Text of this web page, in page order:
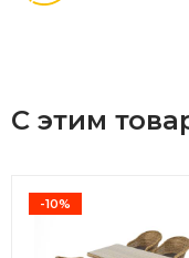
С этим
-10%